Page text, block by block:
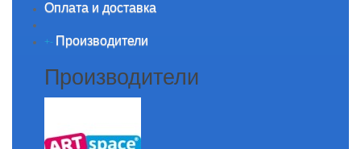
Оплата и доставка
+- Производители
Производители